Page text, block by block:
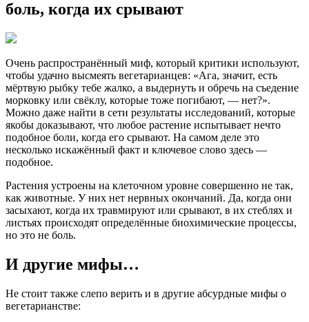
боль, когда их срывают
Очень распространённый миф, который критики используют,
чтобы удачно высмеять вегетарианцев: «Ага, значит, есть
мёртвую рыбку тебе жалко, а выдернуть и обречь на съедение
морковку или свёклу, которые тоже погибают, — нет?».
Можно даже найти в сети результаты исследований, которые
якобы доказывают, что любое растение испытывает нечто
подобное боли, когда его срывают. На самом деле это
несколько искажённый факт и ключевое слово здесь —
подобное.
Растения устроены на клеточном уровне совершенно не так,
как животные. У них нет нервных окончаний. Да, когда они
засыхают, когда их травмируют или срывают, в их стеблях и
листьях происходят определённые биохимические процессы,
но это не боль.
И другие мифы…
Не стоит также слепо верить и в другие абсурдные мифы о
вегетарианстве: